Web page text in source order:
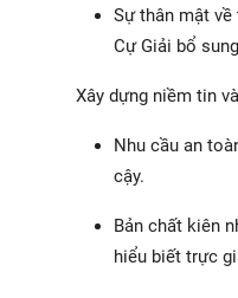
Sự thân mật
Cự Giải bổ
Xây dựng niềm tin
Nhu cầu an
cậy.
Bản chất kiên
hiểu biết trực